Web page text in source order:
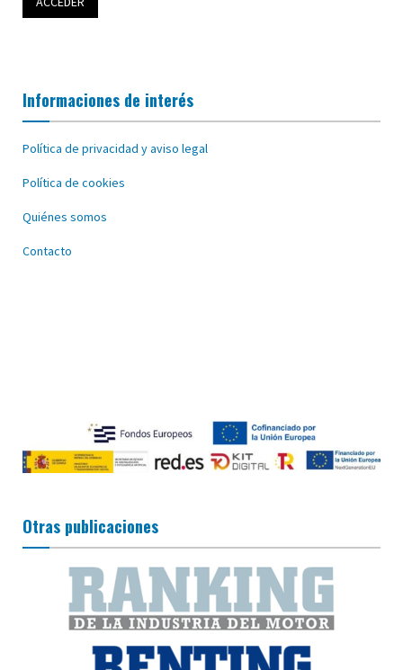
Informaciones de interés
Política de privacidad y aviso legal
Política de cookies
Quiénes somos
Contacto
Otras publicaciones